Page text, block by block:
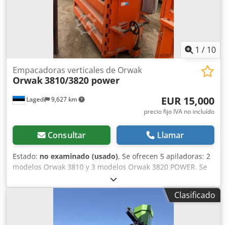
disponibilidad y puede ser revocada en cualquier
momento. Las visitas para su inspección son posibles
previo acuerdo. La venta se realiza mediante pago por
adelantado, desde la fábrica, sin garantía ni
responsabilidad.
1 / 10
Lagedi 9,627 km
Empacadoras verticales de Orwak
Orwak3810/3820 power
EUR 15,000
precio fijo IVA no incluído
Consultar Llamar
Estado: no examinado (usado), Se ofrecen 5 apiladoras: 2
modelos Orwak 3810 y 3 modelos Orwak 3820 POWER. Se
venden en el estado en que se encuentran, no las estamos
utilizando. Dkedpezquqvefx Accsr
Clasificado